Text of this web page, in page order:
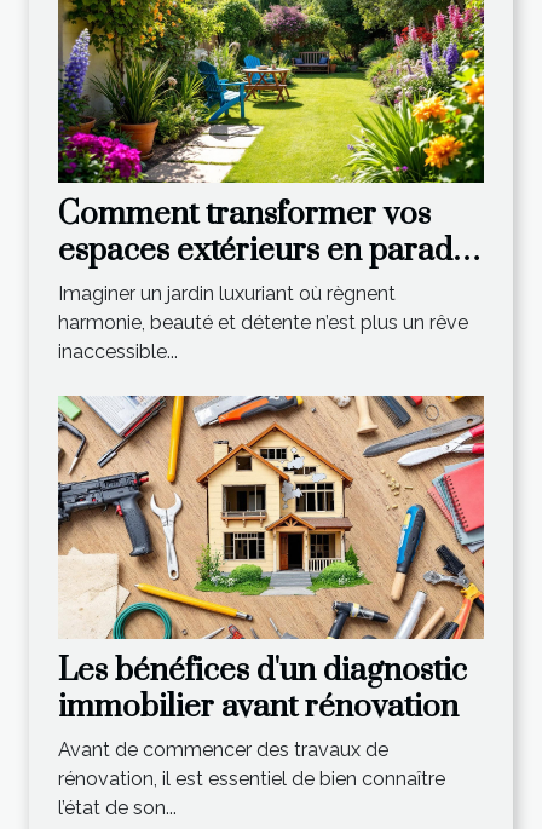
Comment transformer vos
espaces extérieurs en paradis
verdoyant ?
Imaginer un jardin luxuriant où règnent
harmonie, beauté et détente n’est plus un rêve
inaccessible...
Les bénéfices d'un diagnostic
immobilier avant rénovation
Avant de commencer des travaux de
rénovation, il est essentiel de bien connaître
l’état de son...